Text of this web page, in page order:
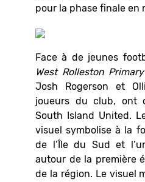
pour la phase finale en
Face à de jeunes
West Rolleston
Josh Rogerson et
joueurs du club, ont
South Island United.
visuel symbolise à la
de l’Île du Sud et
autour de la première
de la région. Le visuel